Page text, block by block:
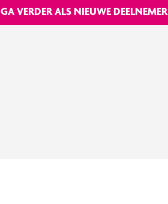
GA VERDER ALS NIEUWE DEELNEMER